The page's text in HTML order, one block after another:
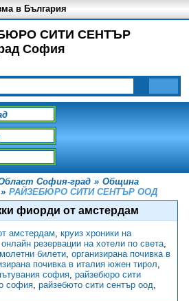
СИТИ СЕНТЪР
София
в България
София-град » Община
» РАЙЗЕБЮРО СИТИ СЕНТЪР ООД
фиорди от амстердам
амстердам, круиз хроники на
онлайн резервации на хотели по света,
билети, организирана почивка в
почивка в италия южен тирол,
софия, райзебюро сити
софия, райзебюто сити сентър оод,